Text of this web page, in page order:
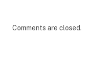
Comments are closed.